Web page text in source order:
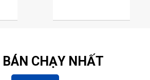
BÁN CHẠY NHẤT